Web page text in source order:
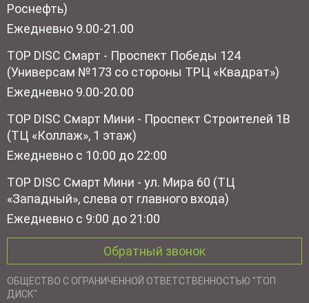
Роснефть)
Ежедневно 9.00-21.00
TOP DISC Смарт - Проспект Победы 124
(Универсам №173 со стороны ТРЦ «Квадрат»)
Ежедневно 9.00-20.00
TOP DISC Смарт Мини - Проспект Строителей 1В
(ТЦ «Коллаж», 1 этаж)
Ежедневно с 10:00 до 22:00
TOP DISC Смарт Мини - ул. Мира 60 (ТЦ
«Западный», слева от главного входа)
Ежедневно с 9:00 до 21:00
Обратный звонок
ОБЩЕСТВО С ОГРАНИЧЕННОЙ ОТВЕТСТВЕННОСТЬЮ "ТОП
ДИСК"